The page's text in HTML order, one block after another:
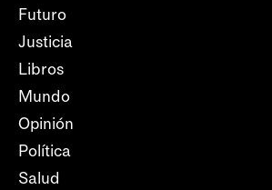
Futuro
Justicia
Libros
Mundo
Opinión
Política
Salud